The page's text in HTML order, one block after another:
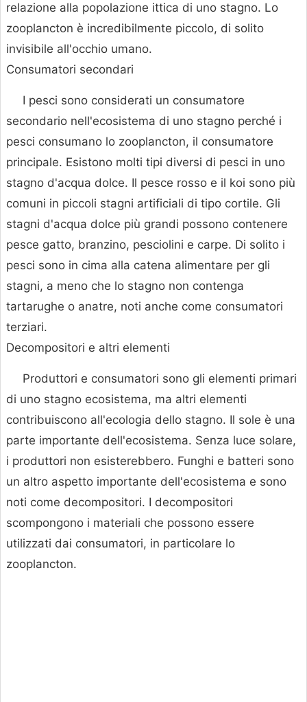
relazione alla popolazione ittica di uno stagno. Lo
zooplancton è incredibilmente piccolo, di solito
invisibile all'occhio umano.
Consumatori secondari
I pesci sono considerati un consumatore
secondario nell'ecosistema di uno stagno perché i
pesci consumano lo zooplancton, il consumatore
principale. Esistono molti tipi diversi di pesci in uno
stagno d'acqua dolce. Il pesce rosso e il koi sono più
comuni in piccoli stagni artificiali di tipo cortile. Gli
stagni d'acqua dolce più grandi possono contenere
pesce gatto, branzino, pesciolini e carpe. Di solito i
pesci sono in cima alla catena alimentare per gli
stagni, a meno che lo stagno non contenga
tartarughe o anatre, noti anche come consumatori
terziari.
Decompositori e altri elementi
Produttori e consumatori sono gli elementi primari
di uno stagno ecosistema, ma altri elementi
contribuiscono all'ecologia dello stagno. Il sole è una
parte importante dell'ecosistema. Senza luce solare,
i produttori non esisterebbero. Funghi e batteri sono
un altro aspetto importante dell'ecosistema e sono
noti come decompositori. I decompositori
scompongono i materiali che possono essere
utilizzati dai consumatori, in particolare lo
zooplancton.